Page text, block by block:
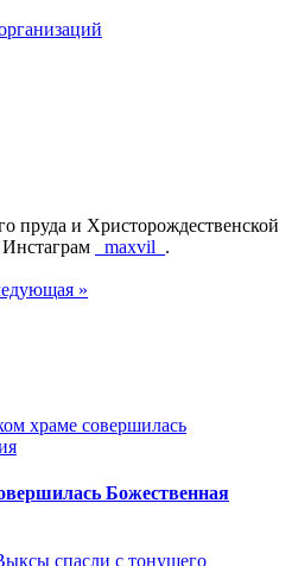
пруда и Христорождественской
_maxvil_ .
»
Божественная